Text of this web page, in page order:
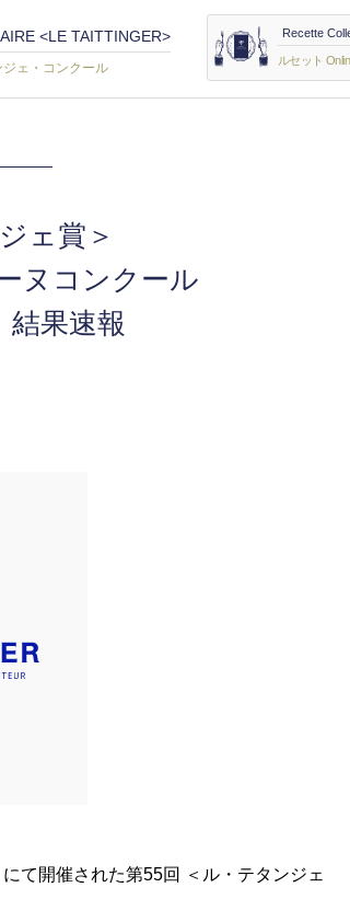
<LE TAITTINGER>
ジェ・コンクール
Recette
ルセット
ェ賞＞
ヌコンクール
果速報
て開催された第55回 ＜ル・テタンジェ